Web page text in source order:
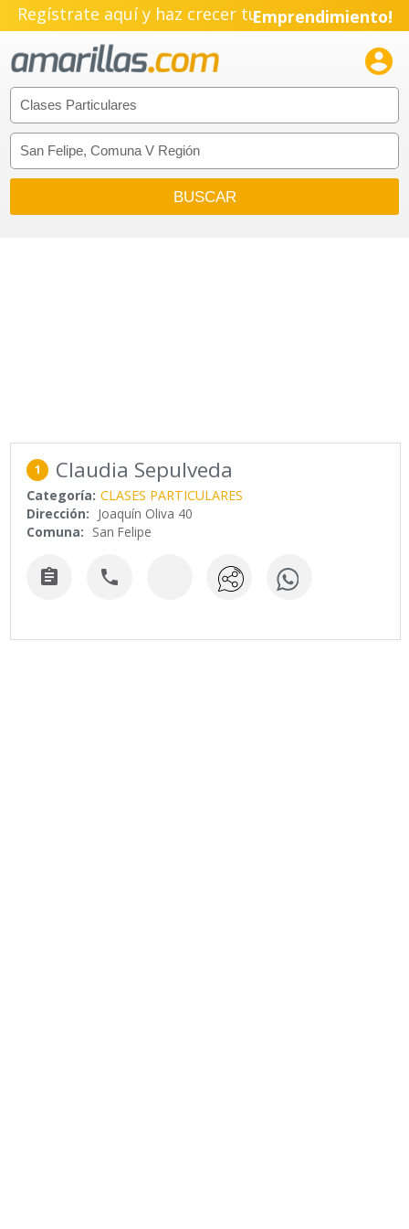
Regístrate aquí y haz crecer tuEmprendimiento!

1 Claudia Sepulveda
Categoría: CLASES PARTICULARES
Dirección: Joaquín Oliva 40
Comuna: San Felipe
 